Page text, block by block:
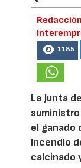
1185
La Junta
el ganado
incendio
calcinado